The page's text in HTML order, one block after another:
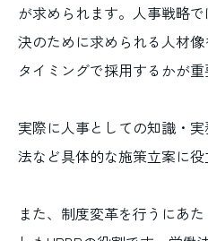
が求められます。人事戦略
決のために求められる人材
タイミングで採用するかが重
実際に人事としての知識・
法など具体的な施策立案に役
また、制度変革を行うにあ